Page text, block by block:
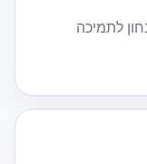
לתמיכה